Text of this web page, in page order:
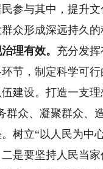
参与其中，提升
众形成深远持久的
理有效。 充分发
节，制定科学可
建设。打造一支
群众、凝聚群众、
树立“以人民为中
是要坚持人民当